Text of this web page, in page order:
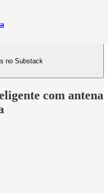
no Substack
com antena